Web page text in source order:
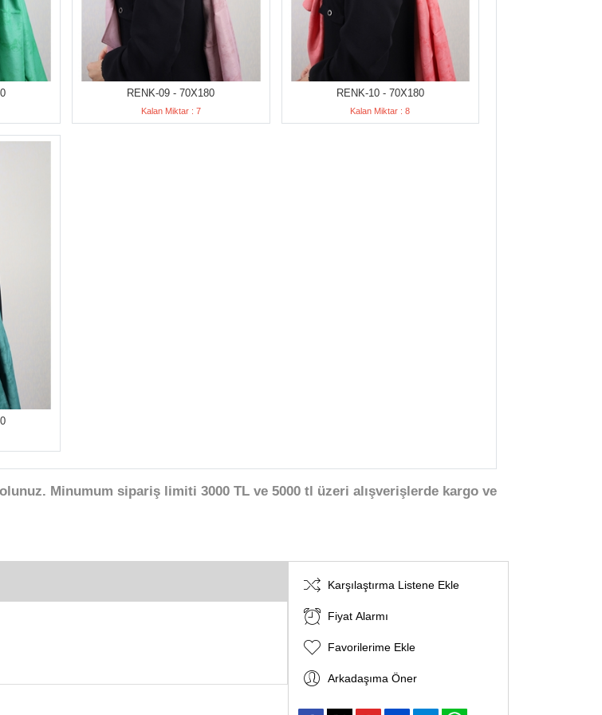
RENK-09 - 70X180
Kalan Miktar : 7
RENK-10 - 70X180
Kalan Miktar : 8
Minumum sipariş limiti 3000 TL ve 5000 tl üzeri alışverişlerde kargo ve
Karşılaştırma Listene Ekle
Fiyat Alarmı
Favorilerime Ekle
Arkadaşıma Öner